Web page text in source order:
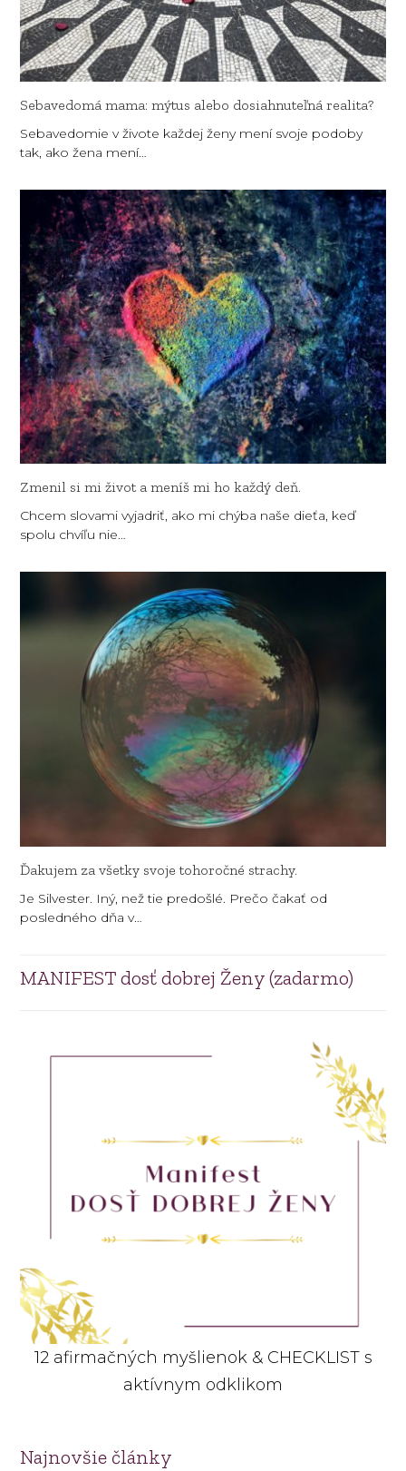
Sebavedomá mama: mýtus alebo dosiahnuteľná realita?
Sebavedomie v živote každej ženy mení svoje podoby
tak, ako žena mení…
Zmenil si mi život a meníš mi ho každý deň.
Chcem slovami vyjadriť, ako mi chýba naše dieťa, keď
spolu chvíľu nie…
Ďakujem za všetky svoje tohoročné strachy.
Je Silvester. Iný, než tie predošlé. Prečo čakať od
posledného dňa v…
MANIFEST dosť dobrej Ženy (zadarmo)
12 afirmačných myšlienok & CHECKLIST s
aktívnym odklikom
Najnovšie články